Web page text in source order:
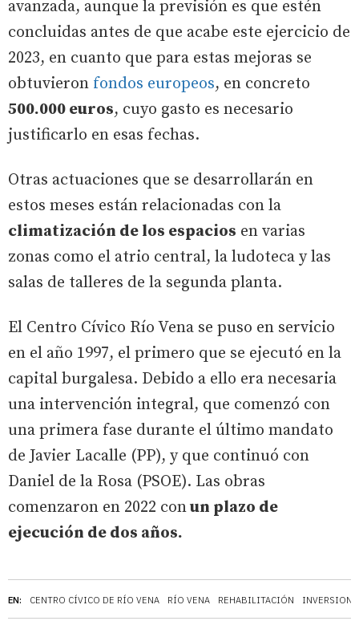
EN: CENTRO CÍVICO DE RÍO VENA RÍO VENA REHABILITACIÓN
avanzada, aunque la previsión es que estén
concluidas antes de que acabe este ejercicio de
2023, en cuanto que para estas mejoras se
obtuvieron fondos europeos, en concreto
500.000 euros, cuyo gasto es necesario
justificarlo en esas fechas.
Otras actuaciones que se desarrollarán en
estos meses están relacionadas con la
climatización de los espacios en varias
zonas como el atrio central, la ludoteca y las
salas de talleres de la segunda planta.
El Centro Cívico Río Vena se puso en servicio
en el año 1997, el primero que se ejecutó en la
capital burgalesa. Debido a ello era necesaria
una intervención integral, que comenzó con
una primera fase durante el último mandato
de Javier Lacalle (PP), y que continuó con
Daniel de la Rosa (PSOE). Las obras
comenzaron en 2022 conun plazo de
ejecución de dos años.